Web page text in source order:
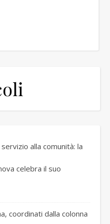
alla comunità: la
celebra il suo
coordinati dalla colonna